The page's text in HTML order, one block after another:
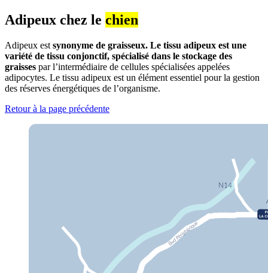
Adipeux chez le chien
Adipeux est synonyme de graisseux. Le tissu adipeux est une
variété de tissu conjonctif, spécialisé dans le stockage des
graisses par l’intermédiaire de cellules spécialisées appelées
adipocytes. Le tissu adipeux est un élément essentiel pour la gestion
des réserves énergétiques de l’organisme.
Retour à la page précédente